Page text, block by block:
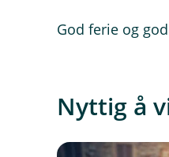
God ferie og
Nyttig å